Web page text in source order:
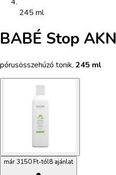
245 ml
BABÉ Stop AKN
pórusösszehúzó tonik, 245 ml
már 3150 Ft-tól8 ajánlat